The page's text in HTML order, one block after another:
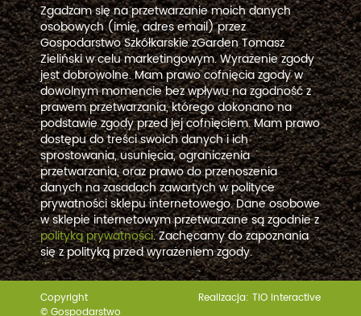
Zgadzam się na przetwarzanie moich danych
osobowych (imię, adres email) przez
Gospodarstwo Szkółkarskie zGarden Tomasz
Zieliński w celu marketingowym. Wyrażenie zgody
jest dobrowolne. Mam prawo cofnięcia zgody w
dowolnym momencie bez wpływu na zgodność z
prawem przetwarzania, którego dokonano na
podstawie zgody przed jej cofnięciem. Mam prawo
dostępu do treści swoich danych i ich
sprostowania, usunięcia, ograniczenia
przetwarzania, oraz prawo do przenoszenia
danych na zasadach zawartych w polityce
prywatności sklepu internetowego. Dane osobowe
w sklepie internetowym przetwarzane są zgodnie z
polityką prywatności. Zachęcamy do zapoznania
się z polityką przed wyrażeniem zgody.
Copyright
© Gospodarstwo
Realizacja: TiO interactive